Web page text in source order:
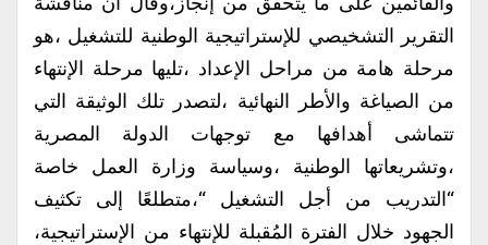
التقرير التشخيصي للإستراتيجية الوطنية للتشغيل ،هو
مرحلة هامة من مراحل الإعداد ،تليها مرحلة الإنتهاء
من الصياغة والأطر النهائية ،لتصدر تلك الوثيقة التي
تتماشى أهدافها مع توجهات الدولة المصرية
،وتشريعاتها الوطنية ،وسياسة وزارة العمل خاصة
“التدريب من أجل التشغيل “،متطلعًا إلى تكثيف
الجهود خلال الفترة المُقبلة للإنتهاء من الإستراتيجية،